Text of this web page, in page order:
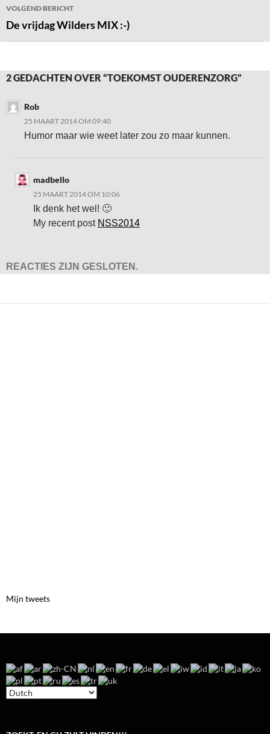
VOLGEND BERICHT
De vrijdag Wilders MIX :-)
2 GEDACHTEN OVER “TOEKOMST OUDERENZORG”
Rob
25 MAART 2014 OM 09:40
Humor maar wie weet later zou zo maar kunnen.
madbello
25 MAART 2014 OM 10:06
Ik denk het wel! 🙂
My recent post NSS2014
REACTIES ZIJN GESLOTEN.
Mijn tweets